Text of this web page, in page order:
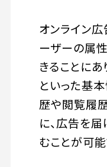
オンライン
ーザーの属
きることにあ
といった基
歴や閲覧履
に、広告を
むことが可能